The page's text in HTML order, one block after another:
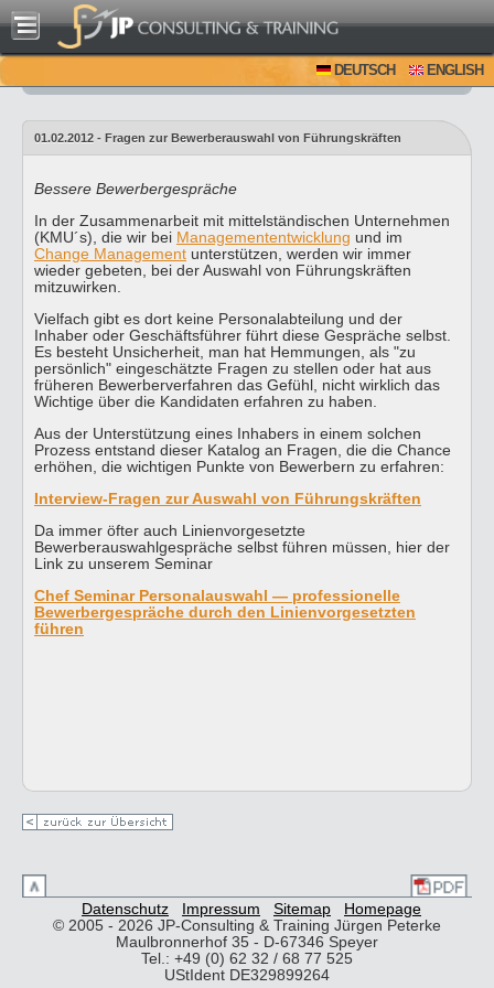
DEUTSCH ENGLISH
01.02.2012 - Fragen zur Bewerberauswahl von Führungskräften
Bessere Bewerbergespräche
In der Zusammenarbeit mit mittelständischen Unternehmen
(KMU´s), die wir bei Managemententwicklung und im
Change Management unterstützen, werden wir immer
wieder gebeten, bei der Auswahl von Führungskräften
mitzuwirken.
Vielfach gibt es dort keine Personalabteilung und der
Inhaber oder Geschäftsführer führt diese Gespräche selbst.
Es besteht Unsicherheit, man hat Hemmungen, als "zu
persönlich" eingeschätzte Fragen zu stellen oder hat aus
früheren Bewerberverfahren das Gefühl, nicht wirklich das
Wichtige über die Kandidaten erfahren zu haben.
Aus der Unterstützung eines Inhabers in einem solchen
Prozess entstand dieser Katalog an Fragen, die die Chance
erhöhen, die wichtigen Punkte von Bewerbern zu erfahren:
Interview-Fragen zur Auswahl von Führungskräften
Da immer öfter auch Linienvorgesetzte
Bewerberauswahlgespräche selbst führen müssen, hier der
Link zu unserem Seminar
Chef Seminar Personalauswahl — professionelle
Bewerbergespräche durch den Linienvorgesetzten
führen
Datenschutz Impressum Sitemap
Homepage
© 2005 - 2026 JP-Consulting & Training Jürgen Peterke
Maulbronnerhof 35 - D-67346 Speyer
Tel.: +49 (0) 62 32 / 68 77 525
UStIdent DE329899264